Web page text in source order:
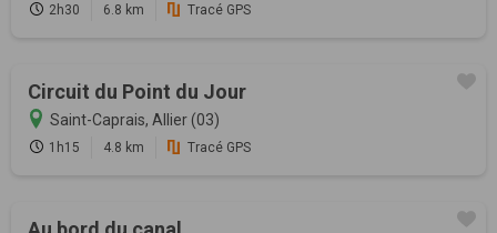
2h30 6.8 km Tracé GPS
Circuit du Point du Jour
Saint-Caprais, Allier (03)
1h15 4.8 km Tracé GPS